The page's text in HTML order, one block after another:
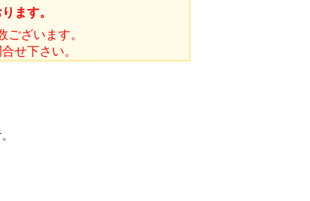
ます。
ざいます。
せ下さい。